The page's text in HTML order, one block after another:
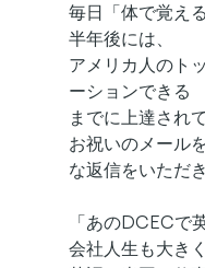
毎日「体で覚え
半年後には、
アメリカ人のト
ーションできる
までに上達され
お祝いのメール
な返信をいただ
「あのDCECで
会社人生も大き